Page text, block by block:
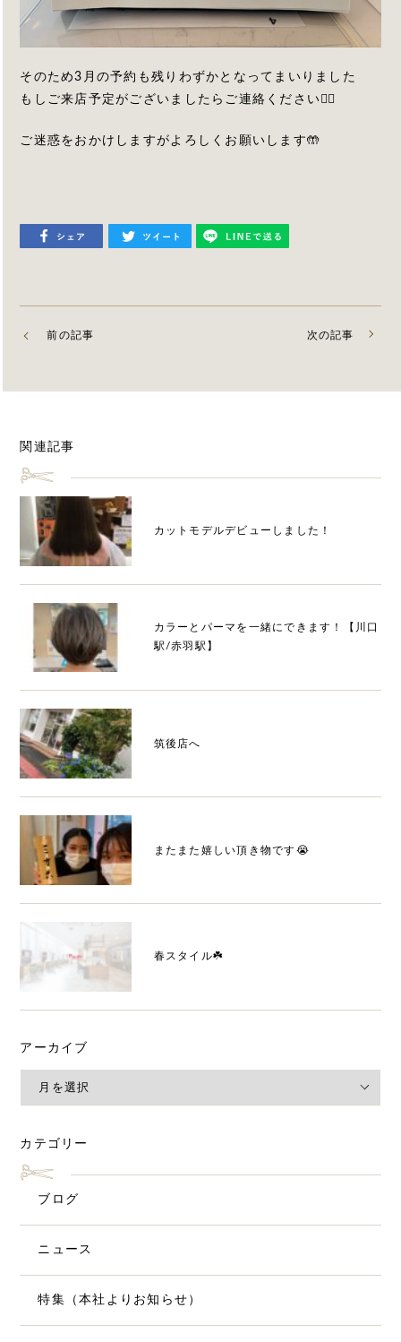
そのため3月の予約も残りわずかとなってまいりました
もしご来店予定がございましたらご連絡ください🙇‍♀️
ご迷惑をおかけしますがよろしくお願いします🤲
前の記事 次の記事
関連記事
カットモデルデビューしました！
カラーとパーマを一緒にできます！【川口
駅/赤羽駅】
筑後店へ
またまた嬉しい頂き物です😭
春スタイル☘️
アーカイブ
カテゴリー
ブログ
ニュース
特集（本社よりお知らせ）